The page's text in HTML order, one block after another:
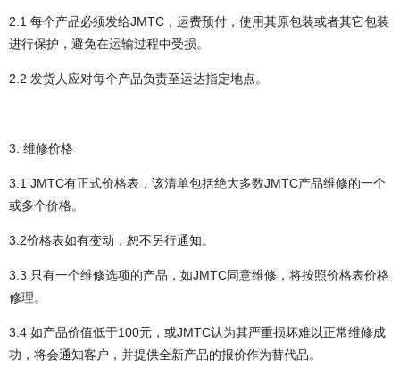
2.1 每个产品必须发给JMTC，运费预付，使用其原包装或者其它包装
进行保护，避免在运输过程中受损。
2.2 发货人应对每个产品负责至运达指定地点。
3. 维修价格
3.1 JMTC有正式价格表，该清单包括绝大多数JMTC产品维修的一个
或多个价格。
3.2价格表如有变动，恕不另行通知。
3.3 只有一个维修选项的产品，如JMTC同意维修，将按照价格表价格
修理。
3.4 如产品价值低于100元，或JMTC认为其严重损坏难以正常维修成
功，将会通知客户，并提供全新产品的报价作为替代品。